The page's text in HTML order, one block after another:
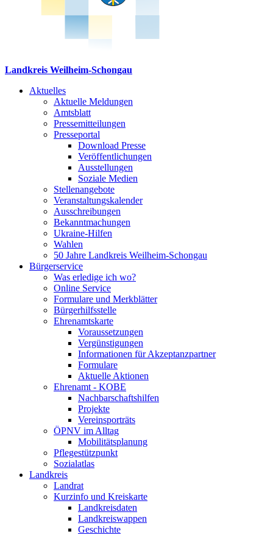
Landkreis Weilheim-Schongau
Aktuelles
Aktuelle Meldungen
Amtsblatt
Pressemitteilungen
Presseportal
Download Presse
Veröffentlichungen
Ausstellungen
Soziale Medien
Stellenangebote
Veranstaltungskalender
Ausschreibungen
Bekanntmachungen
Ukraine-Hilfen
Wahlen
50 Jahre Landkreis Weilheim-Schongau
Bürgerservice
Was erledige ich wo?
Online Service
Formulare und Merkblätter
Bürgerhilfsstelle
Ehrenamtskarte
Voraussetzungen
Vergünstigungen
Informationen für Akzeptanzpartner
Formulare
Aktuelle Aktionen
Ehrenamt - KOBE
Nachbarschaftshilfen
Projekte
Vereinsporträts
ÖPNV im Alltag
Mobilitätsplanung
Pflegestützpunkt
Sozialatlas
Landkreis
Landrat
Kurzinfo und Kreiskarte
Landkreisdaten
Landkreiswappen
Geschichte